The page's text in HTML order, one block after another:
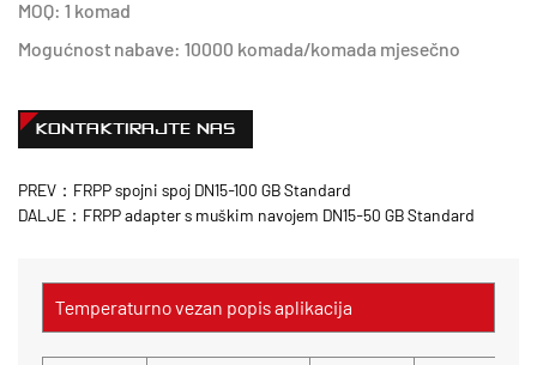
MOQ: 1 komad
Mogućnost nabave: 10000 komada/komada mjesečno
KONTAKTIRAJTE NAS
PREV：FRPP spojni spoj DN15-100 GB Standard
DALJE：FRPP adapter s muškim navojem DN15-50 GB Standard
Temperaturno vezan popis aplikacija